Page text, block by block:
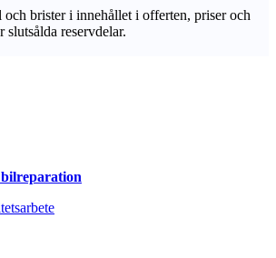
och brister i innehållet i offerten, priser och
reservdelar.